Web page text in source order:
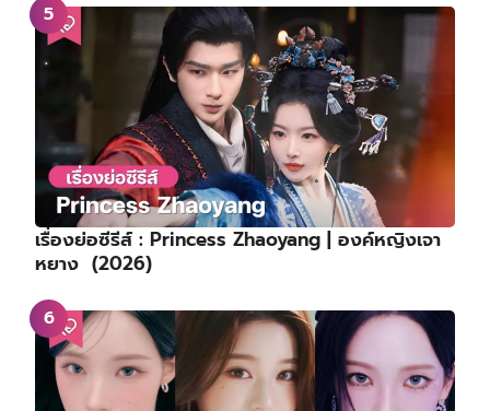
เรื่องย่อซีรีส์ : Princess Zhaoyang | องค์หญิงเจา
หยาง (2026)